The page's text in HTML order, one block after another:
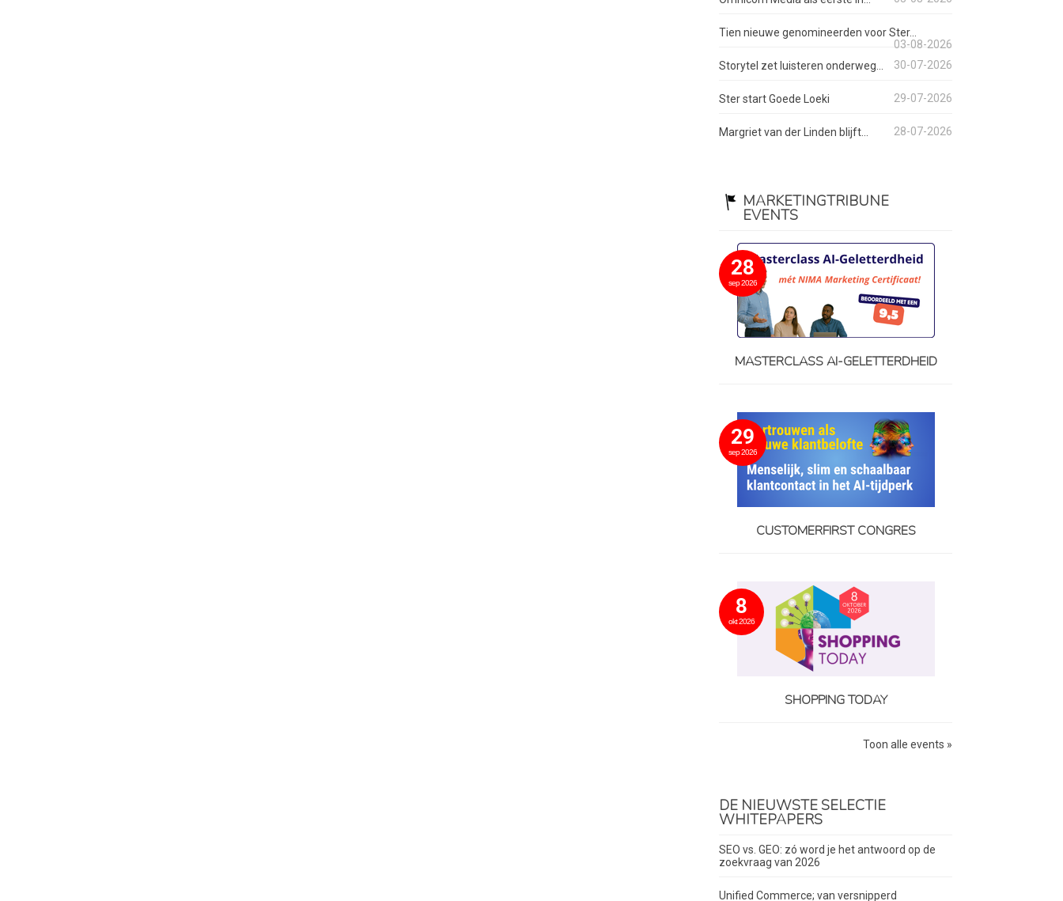
Tien nieuwe genomineerden voor Ster...
03-08-2026
Storytel zet luisteren onderweg...
30-07-2026
Ster start Goede Loeki 29-07-2026
Margriet van der Linden blijft... 28-07-2026
MARKETINGTRIBUNE
EVENTS
28
sep 2026
MASTERCLASS AI-GELETTERDHEID
29
sep 2026
CUSTOMERFIRST CONGRES
8
okt 2026
SHOPPING TODAY
Toon alle events »
DE NIEUWSTE SELECTIE
WHITEPAPERS
SEO vs. GEO: zó word je het antwoord op de
zoekvraag van 2026
Unified Commerce; van versnipperd